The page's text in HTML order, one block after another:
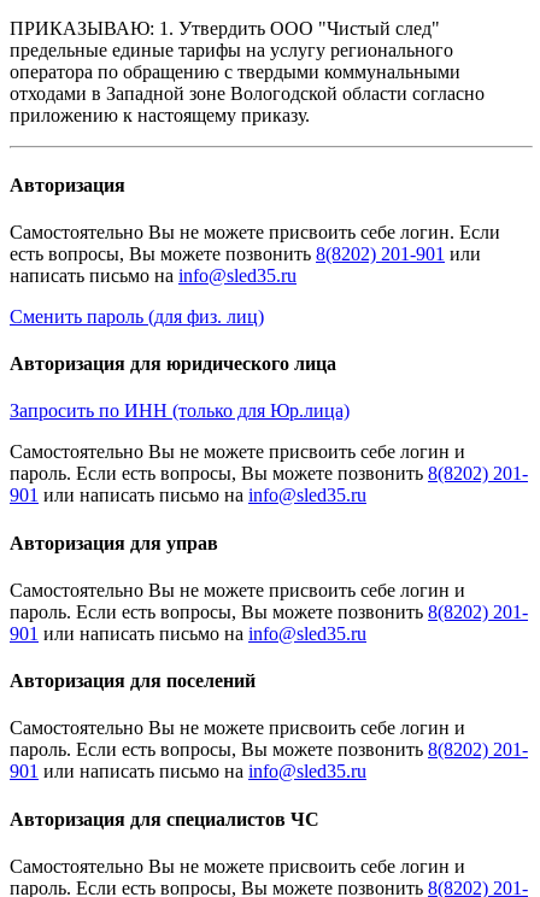
ПРИКАЗЫВАЮ: 1. Утвердить ООО "Чистый след"
предельные единые тарифы на услугу регионального
оператора по обращению с твердыми коммунальными
отходами в Западной зоне Вологодской области согласно
приложению к настоящему приказу.
Авторизация
Cамостоятельно Вы не можете присвоить себе логин. Если
есть вопросы, Вы можете позвонить 8(8202) 201-901 или
написать письмо на
Сменить пароль (для физ. лиц)
Авторизация для юридического лица
Запросить по ИНН (только для Юр.лица)
Cамостоятельно Вы не можете присвоить себе логин и
пароль. Если есть вопросы, Вы можете позвонить 8(8202) 201-
901 или написать письмо на
Авторизация для управ
Cамостоятельно Вы не можете присвоить себе логин и
пароль. Если есть вопросы, Вы можете позвонить 8(8202) 201-
901 или написать письмо на
Авторизация для поселений
Cамостоятельно Вы не можете присвоить себе логин и
пароль. Если есть вопросы, Вы можете позвонить 8(8202) 201-
901 или написать письмо на
Авторизация для специалистов ЧС
Cамостоятельно Вы не можете присвоить себе логин и
пароль. Если есть вопросы, Вы можете позвонить 8(8202) 201-